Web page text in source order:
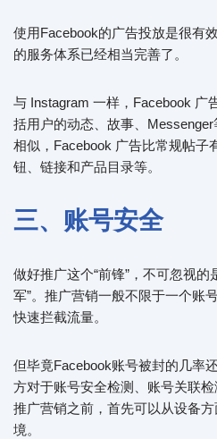
使用Facebook的广告投放是很有
的服务体系已经相当完善了。
与 Instagram 一样，Facebook 广
括用户的动态、故事、
相似，Facebook 广告比常规帖子
钮、链接和产品目录等。
三、账号安全
做好推广这个“前锋”，不可忽视的
军”。推广营销一般不限于一个账
快速拦截流量。
但毕竟Facebook账号被封的几率
方对于账号安全检测、账号关联
推广营销之前，首先可以从设备
境。